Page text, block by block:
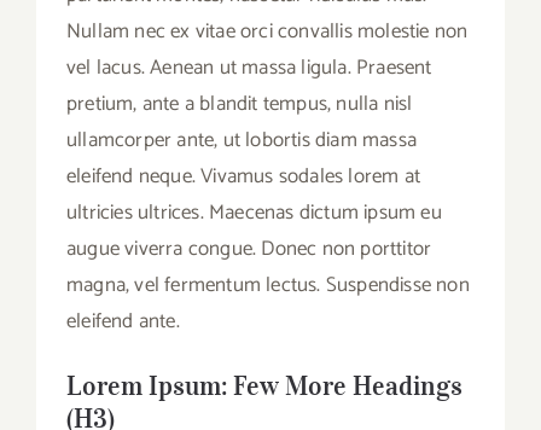
Nullam nec ex vitae orci convallis molestie non
vel lacus. Aenean ut massa ligula. Praesent
pretium, ante a blandit tempus, nulla nisl
ullamcorper ante, ut lobortis diam massa
eleifend neque. Vivamus sodales lorem at
ultricies ultrices. Maecenas dictum ipsum eu
augue viverra congue. Donec non porttitor
magna, vel fermentum lectus. Suspendisse non
eleifend ante.
Lorem Ipsum: Few More Headings
(H3)